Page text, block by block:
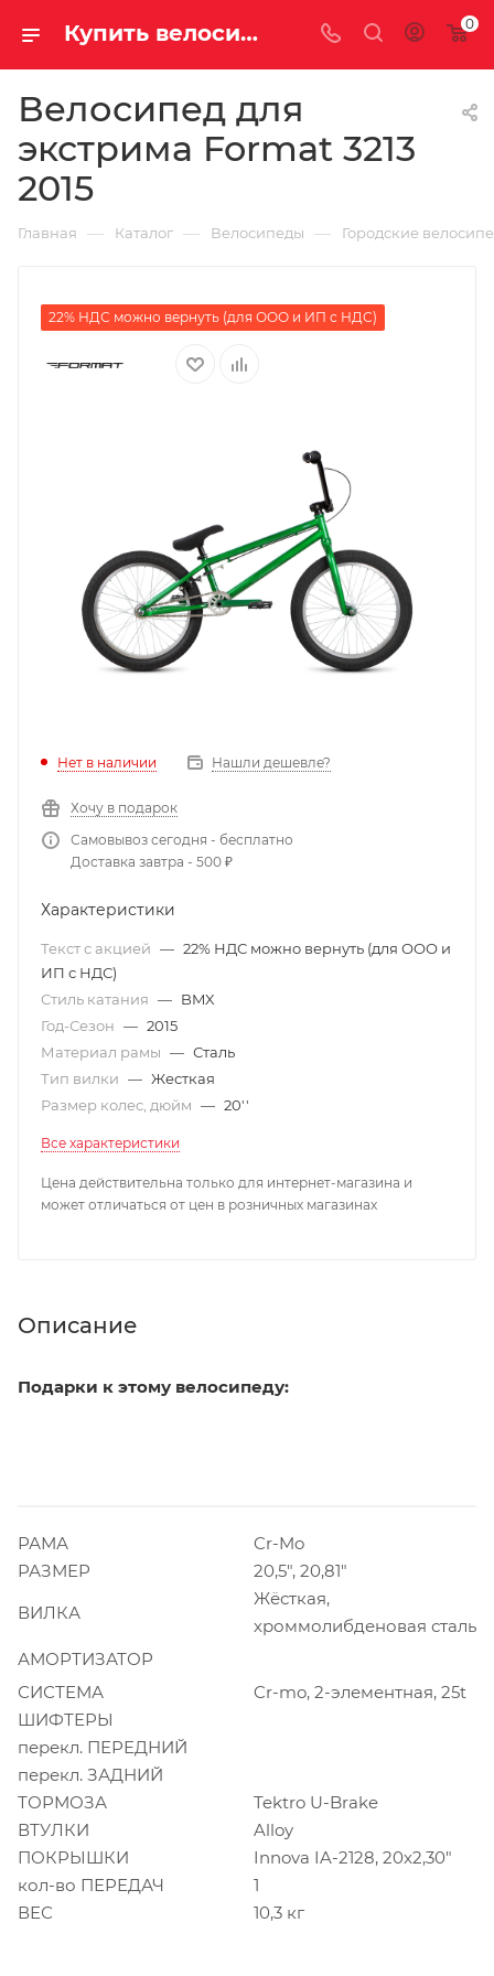
Купить велосипед для экстрима Format 3213 2015 за 24400.00000000 руб. в Саратове и Энгельсе 0
Велосипед для
экстрима Format 3213
2015
Главная — Каталог — Велосипеды — Городские
22% НДС можно вернуть (для ООО и ИП с НДС)
Нет в наличии Нашли дешевле?
Хочу в подарок
Самовывоз сегодня - бесплатно
Доставка завтра - 500 ₽
Характеристики
Текст с акцией — 22% НДС можно вернуть (для ООО и
ИП с НДС)
Стиль катания — BMX
Год-Сезон — 2015
Материал рамы — Сталь
Тип вилки — Жесткая
Размер колес, дюйм — 20''
Все характеристики
Цена действительна только для интернет-магазина и
может отличаться от цен в розничных магазинах
Описание
Подарки к этому велосипеду:
РАМА
Cr-Mo
РАЗМЕР
20,5", 20,81"
ВИЛКА
Жёсткая,
хроммолибденовая сталь
АМОРТИЗАТОР
СИСТЕМА
Cr-mo, 2-элементная, 25t
ШИФТЕРЫ
перекл. ПЕРЕДНИЙ
перекл. ЗАДНИЙ
ТОРМОЗА
Tektro U-Brake
ВТУЛКИ
Alloy
ПОКРЫШКИ
Innova IA-2128, 20x2,30"
кол-во ПЕРЕДАЧ
1
ВЕС
10,3 кг